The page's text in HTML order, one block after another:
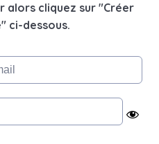
cliquez sur "Créer
ci-dessous.